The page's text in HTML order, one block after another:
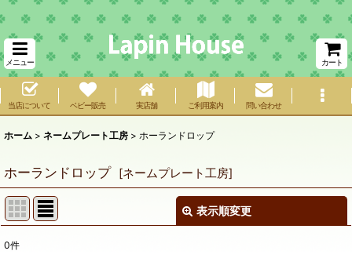
メニュー カート
当店について ベビー販売 実店舗 ご利用案内 問い合わせ
ホーム > ネームプレート工房 > ホーランドロップ
ホーランドロップ [ネームプレート工房]
表示順変更
0件